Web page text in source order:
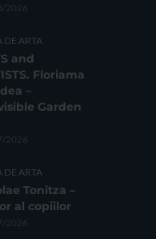
2026
DE ARTA
and
Floriama
–
Garden
2026
DE ARTA
Tonitza –
al copiilor
2026